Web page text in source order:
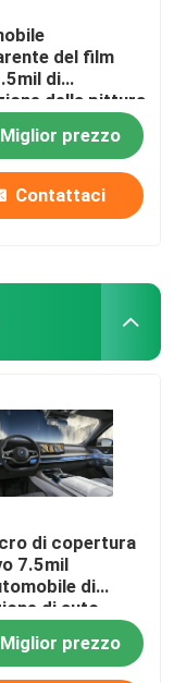
del film
di
della pittura
TPU-MT13
PPF
film
Miglior prezzo
Contattaci
di copertura
7.5mil
di
di auto
della finestra
della tinta
Miglior prezzo